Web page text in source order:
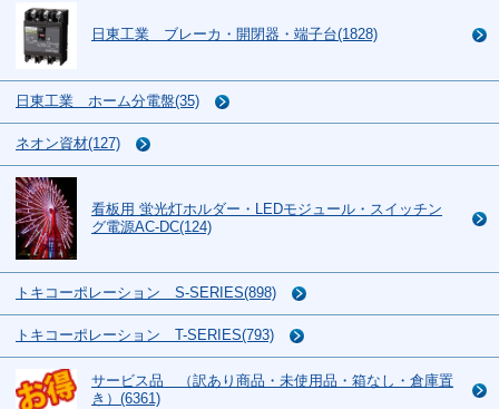
日東工業 ブレーカ・開閉器・端子台(1828)
日東工業 ホーム分電盤(35)
ネオン資材(127)
看板用 蛍光灯ホルダー・LEDモジュール・スイッチン
グ電源AC-DC(124)
トキコーポレーション S-SERIES(898)
トキコーポレーション T-SERIES(793)
サービス品 （訳あり商品・未使用品・箱なし・倉庫置
き）(6361)